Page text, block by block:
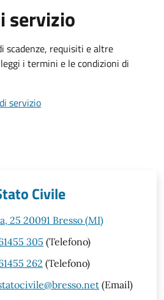
servizio
scadenze, requisiti e altre
i termini e le condizioni di
servizio
Civile
25 20091 Bresso (MI)
305 (Telefono)
262 (Telefono)
(Email)